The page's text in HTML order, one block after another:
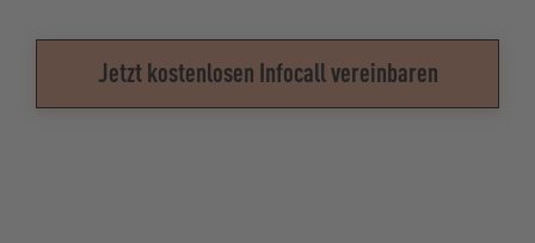
Jetzt kostenlosen Infocall vereinbaren